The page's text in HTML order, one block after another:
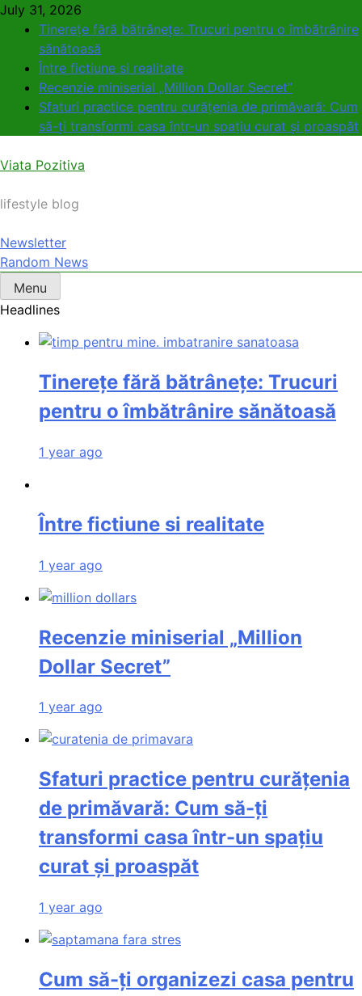
Skip
content
July 31, 2026
Tinerețe fără bătrânețe: Trucuri pentru o îmbătrânire
sănătoasă
Între fictiune si realitate
Recenzie miniserial „Million Dollar Secret”
Sfaturi practice pentru curățenia de primăvară: Cum
să-ți transformi casa într-un spațiu curat și proaspăt
Viata Pozitiva
lifestyle blog
Newsletter
Random News
Menu
Headlines
Tinerețe fără bătrânețe: Trucuri
pentru o îmbătrânire sănătoasă
1 year ago
Între fictiune si realitate
1 year ago
Recenzie miniserial „Million
Dollar Secret”
1 year ago
Sfaturi practice pentru curățenia
de primăvară: Cum să-ți
transformi casa într-un spațiu
curat și proaspăt
1 year ago
Cum să-ți organizezi casa pentru